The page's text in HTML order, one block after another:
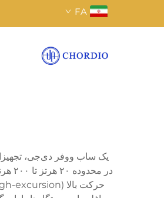
FA
یک ساب ووفر دی‌جی،
در